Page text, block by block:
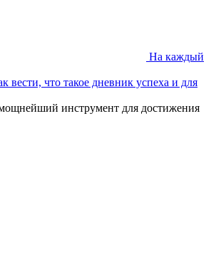
На каждый
вести, что такое дневник успеха и для
инструмент для достижения